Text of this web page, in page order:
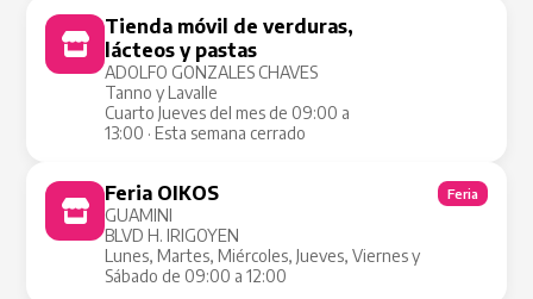
Tienda móvil de verduras,
lácteos y pastas
ADOLFO GONZALES CHAVES
Tanno y Lavalle
Cuarto Jueves del mes de 09:00 a
13:00 · Esta semana cerrado
Feria OIKOS
GUAMINI
BLVD H. IRIGOYEN
Lunes, Martes, Miércoles, Jueves, Viernes y
Sábado de 09:00 a 12:00
Feria